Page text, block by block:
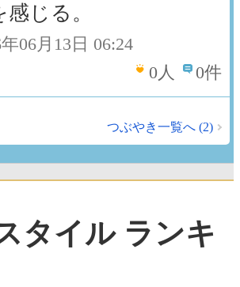
感じる。
06月13日 06:24
0 人 0件
つぶやき一覧へ (2)
タイル ランキ